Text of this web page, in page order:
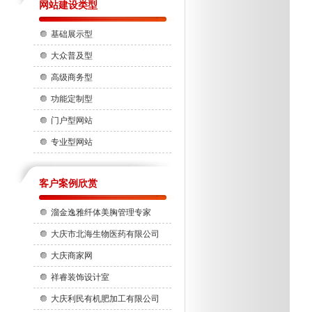
网站建设类型
基础展示型
大众普及型
高级商务型
功能定制型
门户型网站
专业型网站
客户案例欣赏
溜金逸雅纤体美胸管理专家
大庆市北海生物医药有限公司
大庆商家网
祥睿装饰设计室
大庆利民有机肥加工有限公司